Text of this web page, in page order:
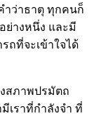
ำว่าธาตุ ทุกคนก็
ย่างหนึ่ง และมี
ที่จะเข้าใจได้
สภาพปรมัตถ
เราที่กำลังจำ ที่